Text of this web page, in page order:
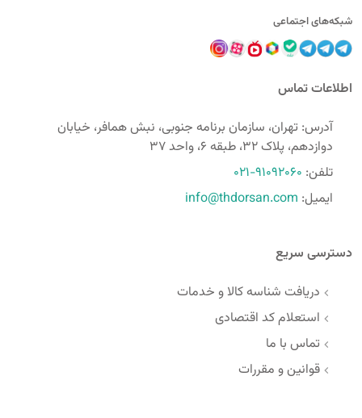
شبکه‌های اجتماعی
اطلاعات تماس
آدرس: تهران، سازمان برنامه جنوبی، نبش همافر، خیابان
دوازدهم، پلاک 32، طبقه 6، واحد 37
تلفن: 021-91092060
ایمیل: info@thdorsan.com
دسترسی سریع
دریافت شناسه کالا و خدمات
استعلام کد اقتصادی
تماس با ما
قوانین و مقررات